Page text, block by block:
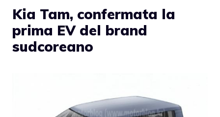
Kia Tam, confermata la
prima EV del brand
sudcoreano